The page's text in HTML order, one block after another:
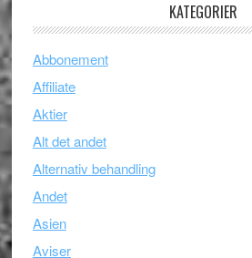
KATEGORIER
Abbonement
Affiliate
Aktier
Alt det andet
Alternativ behandling
Andet
Asien
Aviser